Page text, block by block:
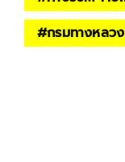
#กรมทางหลวง